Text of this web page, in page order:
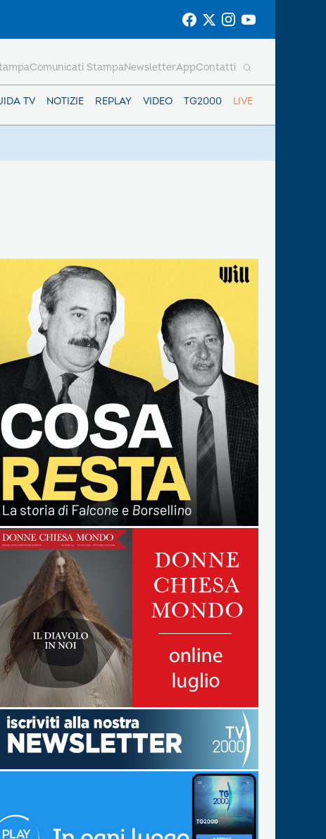
TV NOTIZIE REPLAY VIDEO TG2000 LIVE
Comunicati StampaNewsletterAppContatti